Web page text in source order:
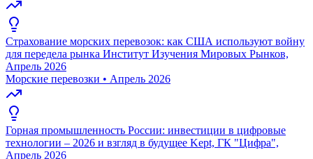
Страхование морских перевозок: как США используют войну
для передела рынка Институт Изучения Мировых Рынков,
Апрель 2026
Морские перевозки • Апрель 2026
Горная промышленность России: инвестиции в цифровые
технологии – 2026 и взгляд в будущее Kept, ГК "Цифра",
Апрель 2026